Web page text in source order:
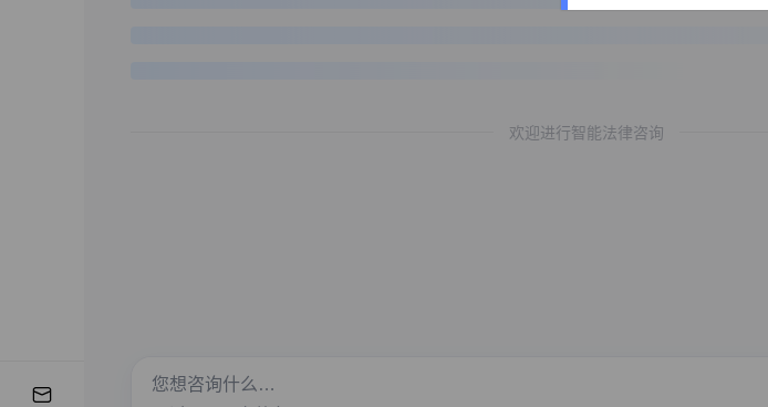
欢迎进行智能法律咨询